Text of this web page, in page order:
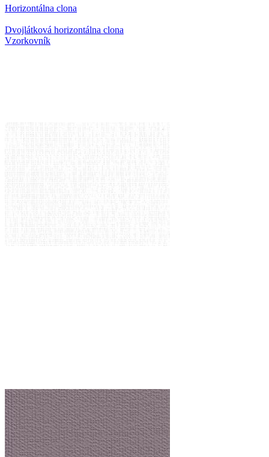
Horizontálna clona
Dvojlátková horizontálna clona
Vzorkovník